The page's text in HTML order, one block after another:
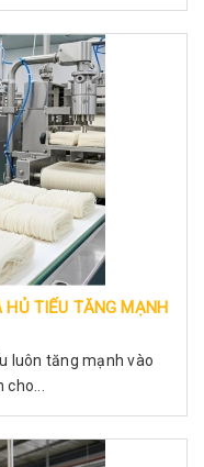
HỦ TIẾU TĂNG MẠNH
luôn tăng mạnh vào